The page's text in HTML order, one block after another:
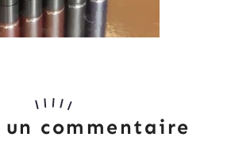
un commentaire